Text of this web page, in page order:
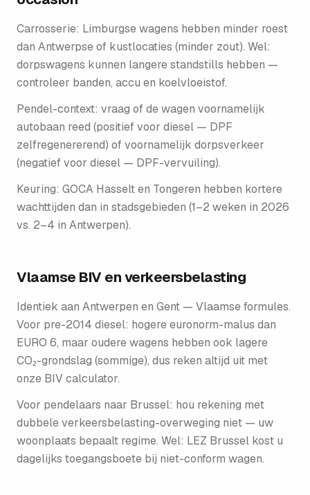
Carrosserie: Limburgse wagens hebben minder roest
dan Antwerpse of kustlocaties (minder zout). Wel:
dorpswagens kunnen langere standstills hebben —
controleer banden, accu en koelvloeistof.
Pendel-context: vraag of de wagen voornamelijk
autobaan reed (positief voor diesel — DPF
zelfregenererend) of voornamelijk dorpsverkeer
(negatief voor diesel — DPF-vervuiling).
Keuring: GOCA Hasselt en Tongeren hebben kortere
wachttijden dan in stadsgebieden (1–2 weken in 2026
vs. 2–4 in Antwerpen).
Vlaamse BIV en verkeersbelasting
Identiek aan Antwerpen en Gent — Vlaamse formules.
Voor pre-2014 diesel: hogere euronorm-malus dan
EURO 6, maar oudere wagens hebben ook lagere
CO₂-grondslag (sommige), dus reken altijd uit met
onze BIV calculator.
Voor pendelaars naar Brussel: hou rekening met
dubbele verkeersbelasting-overweging niet — uw
woonplaats bepaalt regime. Wel: LEZ Brussel kost u
dagelijks toegangsboete bij niet-conform wagen.